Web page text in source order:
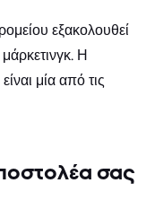
εξακολουθεί
Η
μία από τις
σας